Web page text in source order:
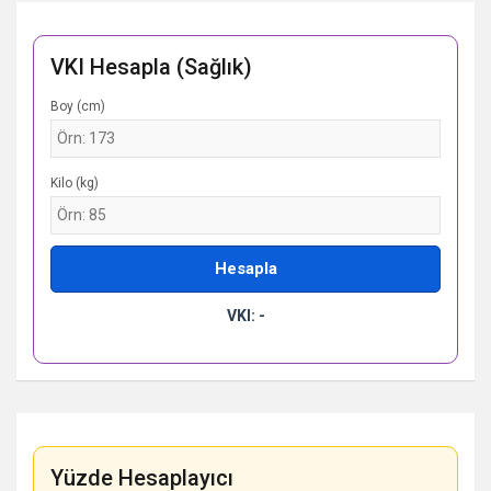
VKI Hesapla (Sağlık)
Boy (cm)
Kilo (kg)
Hesapla
VKI: -
Yüzde Hesaplayıcı